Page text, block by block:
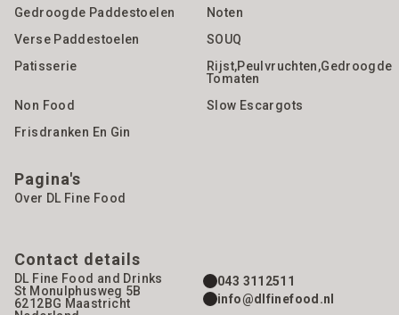
Gedroogde Paddestoelen
Noten
Verse Paddestoelen
SOUQ
Patisserie
Rijst,Peulvruchten,gedroogde
Tomaten
Non Food
Slow Escargots
Frisdranken En Gin
Pagina's
Over DL Fine Food
Contact details
DL Fine Food and Drinks
St Monulphusweg 5B
6212BG Maastricht
043 3112511
info@dlfinefood.nl